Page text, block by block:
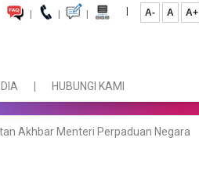
| | | | A- A A+
HUBUNGI KAMI
Akhbar Menteri Perpaduan Negara